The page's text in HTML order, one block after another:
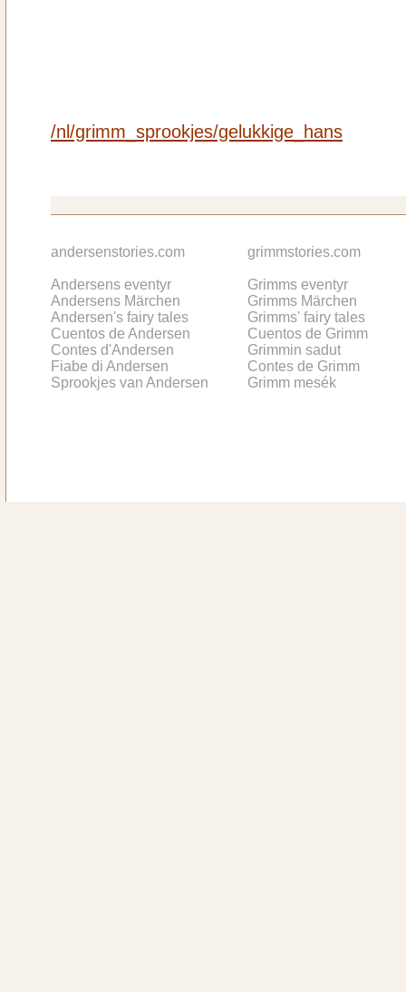
/nl/grimm_sprookjes/gelukkige_hans
andersenstories.com
Andersens eventyr
Andersens Märchen
Andersen's fairy tales
Cuentos de Andersen
Contes d'Andersen
Fiabe di Andersen
Sprookjes van Andersen
grimmstories.com
Grimms eventyr
Grimms Märchen
Grimms' fairy tales
Cuentos de Grimm
Grimmin sadut
Contes de Grimm
Grimm mesék